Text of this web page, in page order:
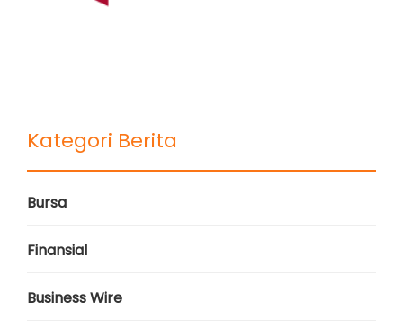
Kategori Berita
Bursa
Finansial
Business Wire